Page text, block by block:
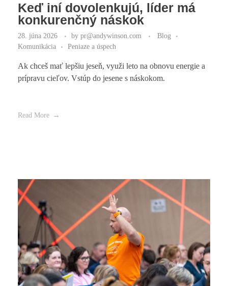
Keď iní dovolenkujú, líder má
konkurenčný náskok
28. júna 2026 by pr@andywinson.com
Blog
Komunikácia
Peniaze a úspech
Ak chceš mať lepšiu jeseň, využi leto na obnovu energie a
prípravu cieľov. Vstúp do jesene s náskokom.
Read More